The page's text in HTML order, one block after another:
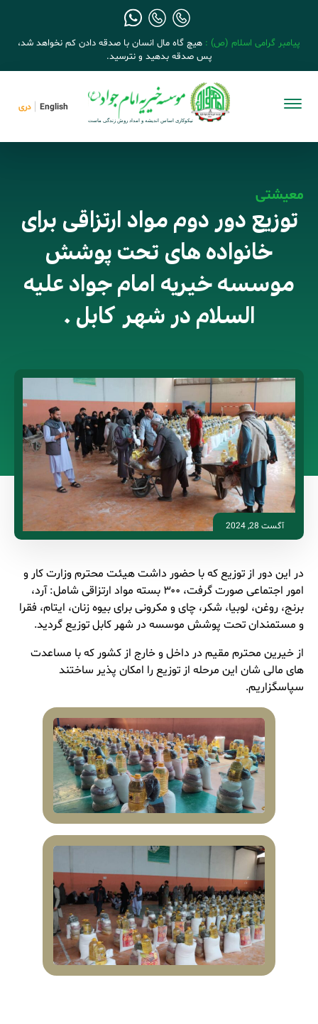
پیامبر گرامی اسلام (ص) : هیچ گاه مال انسان با صدقه دادن کم نخواهد شد،
پس صدقه بدهید و نترسید.
دری English
معیشتی
توزیع دور دوم مواد ارتزاقی برای
خانواده های تحت پوشش
موسسه خیریه امام جواد علیه
السلام در شهر کابل .
آگست 28, 2024
در‌ این دور از توزیع که با حضور داشت هیئت محترم وزارت کار و
امور اجتماعی صورت گرفت، ۳۰۰ بسته مواد ارتزاقی‌ شامل: آرد،
برنج، روغن، لوبیا، شکر، چای و مکرونی برای بیوه زنان، ایتام، فقرا
و مستمندان تحت پوشش موسسه در شهر کابل توزیع گردید.
از خیرین محترم مقیم در داخل و خارج از کشور که با مساعدت
های مالی شان این مرحله از توزیع را امکان پذیر ساختند
سپاسگزاریم.